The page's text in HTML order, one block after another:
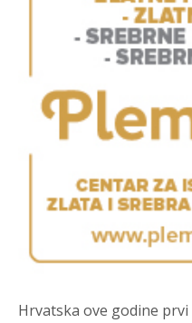
Hrvatska ove godine